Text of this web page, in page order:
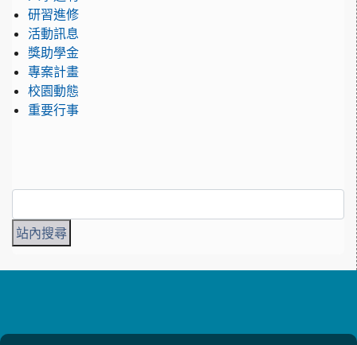
研習進修
活動訊息
獎助學金
專案計畫
校園動態
重要行事